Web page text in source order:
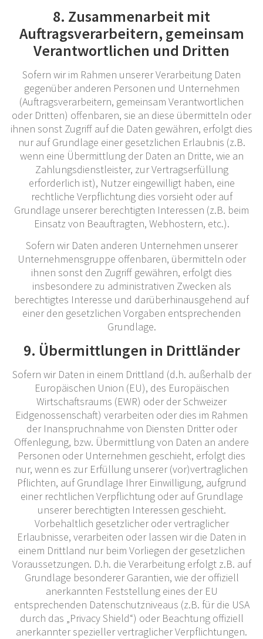
8. Zusammenarbeit mit
Auftragsverarbeitern, gemeinsam
Verantwortlichen und Dritten
Sofern wir im Rahmen unserer Verarbeitung Daten
gegenüber anderen Personen und Unternehmen
(Auftragsverarbeitern, gemeinsam Verantwortlichen
oder Dritten) offenbaren, sie an diese übermitteln oder
ihnen sonst Zugriff auf die Daten gewähren, erfolgt dies
nur auf Grundlage einer gesetzlichen Erlaubnis (z.B.
wenn eine Übermittlung der Daten an Dritte, wie an
Zahlungsdienstleister, zur Vertragserfüllung
erforderlich ist), Nutzer eingewilligt haben, eine
rechtliche Verpflichtung dies vorsieht oder auf
Grundlage unserer berechtigten Interessen (z.B. beim
Einsatz von Beauftragten, Webhostern, etc.).
Sofern wir Daten anderen Unternehmen unserer
Unternehmensgruppe offenbaren, übermitteln oder
ihnen sonst den Zugriff gewähren, erfolgt dies
insbesondere zu administrativen Zwecken als
berechtigtes Interesse und darüberhinausgehend auf
einer den gesetzlichen Vorgaben entsprechenden
Grundlage.
9. Übermittlungen in Drittländer
Sofern wir Daten in einem Drittland (d.h. außerhalb der
Europäischen Union (EU), des Europäischen
Wirtschaftsraums (EWR) oder der Schweizer
Eidgenossenschaft) verarbeiten oder dies im Rahmen
der Inanspruchnahme von Diensten Dritter oder
Offenlegung, bzw. Übermittlung von Daten an andere
Personen oder Unternehmen geschieht, erfolgt dies
nur, wenn es zur Erfüllung unserer (vor)vertraglichen
Pflichten, auf Grundlage Ihrer Einwilligung, aufgrund
einer rechtlichen Verpflichtung oder auf Grundlage
unserer berechtigten Interessen geschieht.
Vorbehaltlich gesetzlicher oder vertraglicher
Erlaubnisse, verarbeiten oder lassen wir die Daten in
einem Drittland nur beim Vorliegen der gesetzlichen
Voraussetzungen. D.h. die Verarbeitung erfolgt z.B. auf
Grundlage besonderer Garantien, wie der offiziell
anerkannten Feststellung eines der EU
entsprechenden Datenschutzniveaus (z.B. für die USA
durch das „Privacy Shield“) oder Beachtung offiziell
anerkannter spezieller vertraglicher Verpflichtungen.